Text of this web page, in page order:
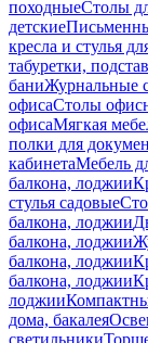
походныеСтолы
детские
кресла и стулья
табуретки,
баниЖурнальные
офисаСтолы
офисаМягкая
полки для
кабинетаМебель
балкона, лоджии
стулья садовые
балкона, лоджии
балкона, лоджии
балкона, лоджии
балкона, лоджии
лоджии
дома, бакалея
светильники